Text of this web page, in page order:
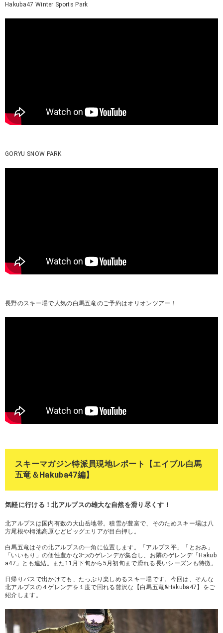
Hakuba47 Winter Sports Park
GORYU SNOW PARK
長野のスキー場で人気の白馬五竜のご予約はオリオンツアー！
スキーマガジン特派員現地レポート【エイブル白馬
五竜＆Hakuba47編】
気軽に行ける！北アルプスの雄大な自然を滑り尽くす！
北アルプスは国内有数の大山岳地帯。積雪が豊富で、そのためスキー場は八
方尾根や栂池高原などビッグエリアが目白押し。
白馬五竜はその北アルプスの一角に位置します。「アルプス平」「とおみ」
「いいもり」の個性豊かな3つのゲレンデが集合し、お隣のゲレンデ「Hakub
a47」とも連結。また11月下旬から5月初旬まで滑れる長いシーズンも特徴。
日帰りバスで出かけても、たっぷり楽しめるスキー場です。今回は、そんな
北アルプスの４ゲレンデを１度で回れる贅沢な【白馬五竜&Hakuba47】をご
紹介します。